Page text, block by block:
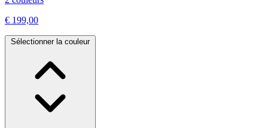
€ 199,00
Sélectionner la couleur